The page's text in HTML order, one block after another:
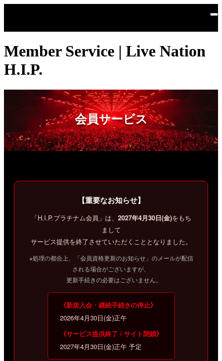
Member Service | Live Nation
H.I.P.
会員サービス
【重要なお知らせ】
「H.I.P.プラチナム会員」は、 2027年4月30日(金)をもち
まして
サービス提供を終了させていただくこととなりました。
※処理の都合上、「会員資格更新のお知らせ」のメールが配信
される場合がございますが、
更新手続きの必要はございません。
《新規入会・継続手続きの停止》
2026年4月30日(金)正午
《サービス提供終了 / サイト閉鎖》
2027年4月30日(金)正午 予定